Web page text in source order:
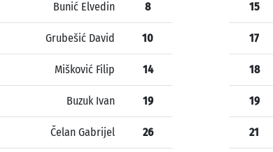
Bunić Elvedin 8
Grubešić David 10
Mišković Filip 14
Buzuk Ivan 19
Čelan Gabrijel 26
15
17
18
19
21